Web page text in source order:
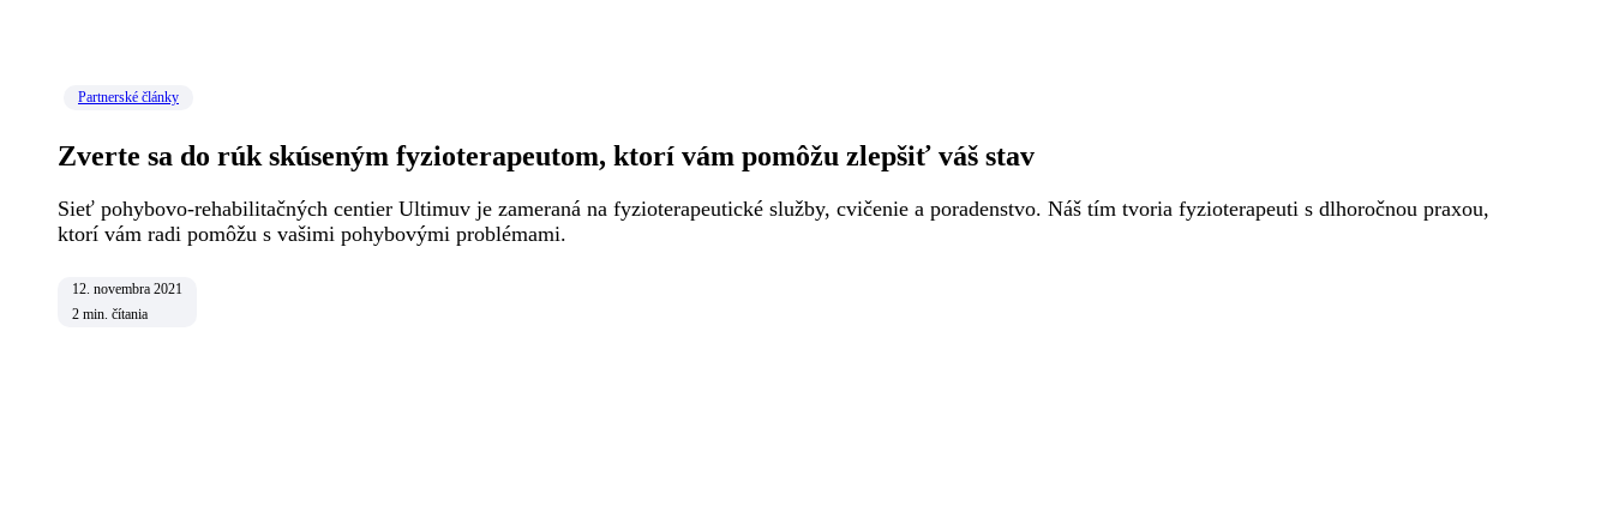
Partnerské články
Zverte sa do rúk skúseným fyzioterapeutom, ktorí vám pomôžu zlepšiť váš stav
Sieť pohybovo-rehabilitačných centier Ultimuv je zameraná na fyzioterapeutické služby, cvičenie a poradenstvo. Náš tím tvoria fyzioterapeuti s dlhoročnou praxou,
ktorí vám radi pomôžu s vašimi pohybovými problémami.
12. novembra 2021
2 min. čítania